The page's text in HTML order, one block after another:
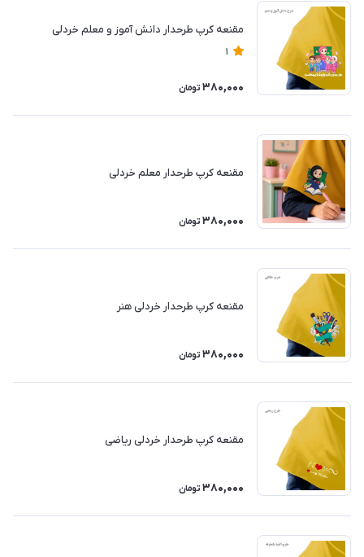
مقنعه کرپ طرحدار دانش آموز و معلم خردلی
1
380,000 تومان
مقنعه کرپ طرحدار معلم خردلی
380,000 تومان
مقنعه کرپ طرحدار خردلی هنر
380,000 تومان
مقنعه کرپ طرحدار خردلی ریاضی
380,000 تومان